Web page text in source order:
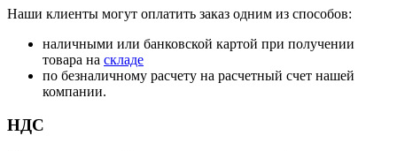
Наши клиенты могут оплатить заказ одним из способов:
наличными или банковской картой при получении
товара на складе
по безналичному расчету на расчетный счет нашей
компании.
НДС